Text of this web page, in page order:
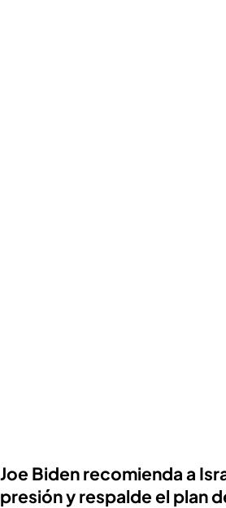
Joe Biden recomienda a
presión y respalde el plan